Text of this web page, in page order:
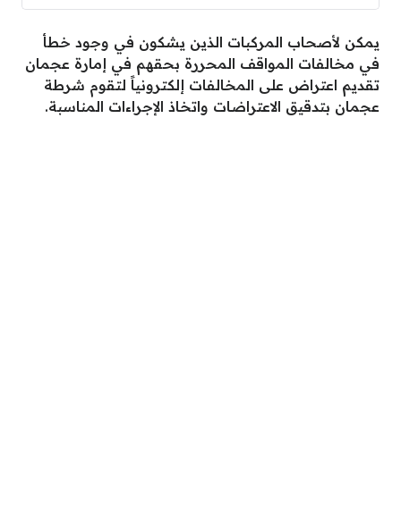
يمكن لأصحاب المركبات الذين يشكون في وجود خطأ
في مخالفات المواقف المحررة بحقهم في إمارة عجمان
تقديم اعتراض على المخالفات إلكترونياً لتقوم شرطة
عجمان بتدقيق الاعتراضات واتخاذ الإجراءات المناسبة.